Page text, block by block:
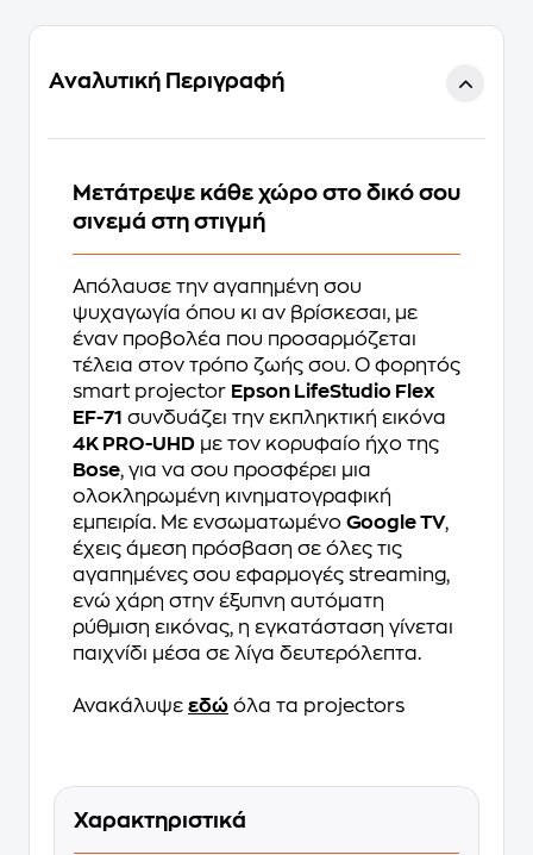
Αναλυτική Περιγραφή
Μετάτρεψε κάθε χώρο στο δικό σου
σινεμά στη στιγμή
Απόλαυσε την αγαπημένη σου
ψυχαγωγία όπου κι αν βρίσκεσαι, με
έναν προβολέα που προσαρμόζεται
τέλεια στον τρόπο ζωής σου. Ο φορητός
smart projector Epson LifeStudio Flex
EF-71 συνδυάζει την εκπληκτική εικόνα
4K PRO-UHD με τον κορυφαίο ήχο της
Bose, για να σου προσφέρει μια
ολοκληρωμένη κινηματογραφική
εμπειρία. Με ενσωματωμένο Google TV,
έχεις άμεση πρόσβαση σε όλες τις
αγαπημένες σου εφαρμογές streaming,
ενώ χάρη στην έξυπνη αυτόματη
ρύθμιση εικόνας, η εγκατάσταση γίνεται
παιχνίδι μέσα σε λίγα δευτερόλεπτα.
Ανακάλυψε εδώ όλα τα projectors
Χαρακτηριστικά